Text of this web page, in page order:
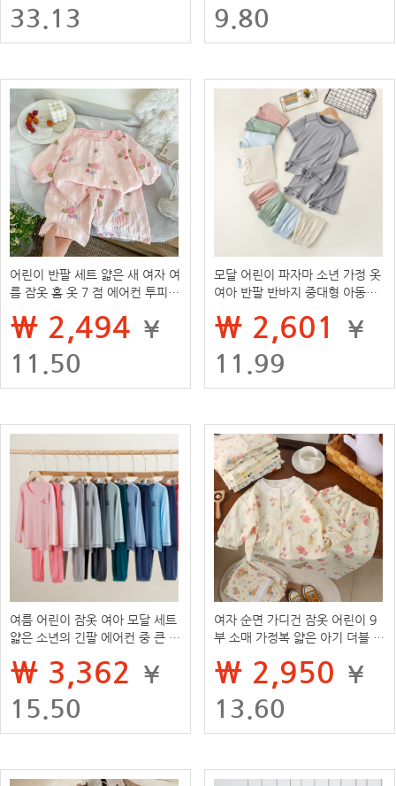
33.13
9.80
어린이 반팔 세트 얇은 새 여자 여
름 잠옷 홈 옷 7 점 에어컨 투피스
₩ 2,494 ¥
11.50
모달 어린이 파자마 소년 가정 옷
여아 반팔 반바지 중대형 아동용
₩ 2,601
¥
11.99
여름 어린이 잠옷 여아 모달 세트
얇은 소년의 긴팔 에어컨 중 큰 어
₩ 3,362 ¥
15.50
여자 순면 가디건 잠옷 어린이 9
부 소매 가정복 얇은 아기 더블 레
₩ 2,950 ¥
13.60